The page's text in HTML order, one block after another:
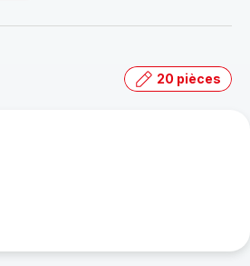
20 pièces